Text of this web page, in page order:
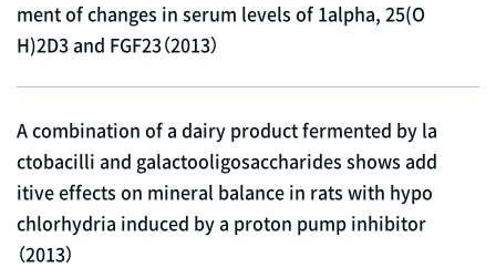
ment of changes in serum levels of 1alpha, 25(O
H)2D3 and FGF23（2013）
A combination of a dairy product fermented by la
ctobacilli and galactooligosaccharides shows add
itive effects on mineral balance in rats with hypo
chlorhydria induced by a proton pump inhibitor
（2013）